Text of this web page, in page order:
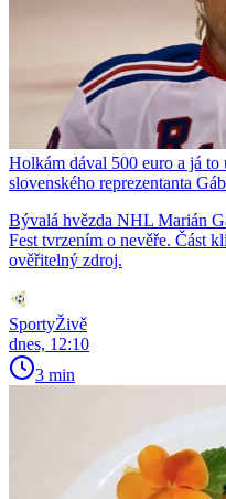
Holkám dával 500 euro a já
slovenského reprezentanta
Bývalá hvězda NHL Marián
Fest tvrzením o nevěře. Část
ověřitelný zdroj.
SportyŽivě
dnes, 12:10
3 min